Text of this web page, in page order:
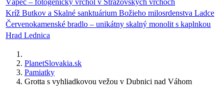
Kríž Butkov a Skalné sanktuárium Božieho milosrdenstva Ladce
Červenokamenské bradlo – unikátny skalný monolit s kaplnkou
Hrad Lednica
PlanetSlovakia.sk
Pamiatky
Grotta s vyhliadkovou vežou v Dubnici nad Váhom